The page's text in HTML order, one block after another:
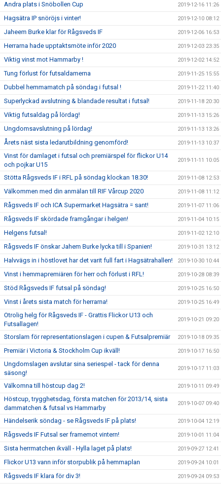
Andra plats i Snöbollen Cup 2019-12-16 11:26
Hagsätra IP snöröjs i vinter! 2019-12-10 08:12
Jaheem Burke klar för Rågsveds IF 2019-12-06 16:53
Herrarna hade upptaktsmöte inför 2020 2019-12-03 23:35
Viktig vinst mot Hammarby ! 2019-12-02 14:52
Tung förlust för futsaldamerna 2019-11-25 15:55
Dubbel hemmamatch på söndag i futsal ! 2019-11-22 11:40
Superlyckad avslutning & blandade resultat i futsal! 2019-11-18 20:30
Viktig futsaldag på lördag! 2019-11-13 15:26
Ungdomsavslutning på lördag! 2019-11-13 13:26
Årets näst sista ledarutbildning genomförd! 2019-11-13 10:37
Vinst för damlaget i futsal och premiärspel för flickor U14
och pojkar U15
2019-11-11 10:05
Stötta Rågsveds IF i RFL på söndag klockan 18.30! 2019-11-08 12:53
Välkommen med din anmälan till RIF Vårcup 2020 2019-11-08 11:12
Rågsveds IF och ICA Supermarket Hagsätra = sant! 2019-11-07 11:06
Rågsveds IF skördade framgångar i helgen! 2019-11-04 10:15
Helgens futsal! 2019-11-02 12:10
Rågsveds IF önskar Jahem Burke lycka till i Spanien! 2019-10-31 13:12
Halvvägs in i höstlovet har det varit full fart i Hagsätrahallen! 2019-10-30 10:44
Vinst i hemmapremiären för herr och förlust i RFL! 2019-10-28 08:39
Stöd Rågsveds IF futsal på söndag! 2019-10-25 16:50
Vinst i årets sista match för herrarna! 2019-10-25 16:49
Otrolig helg för Rågsveds IF - Grattis Flickor U13 och
Futsallagen!
2019-10-21 09:20
Storslam för representationslagen i cupen & Futsalpremiär 2019-10-18 09:35
Premiär i Victoria & Stockholm Cup ikväll! 2019-10-17 16:50
Ungdomslagen avslutar sina seriespel - tack för denna
säsong!
2019-10-17 11:03
Välkomna till höstcup dag 2! 2019-10-11 09:49
Höstcup, trygghetsdag, första matchen för 2013/14, sista
dammatchen & futsal vs Hammarby
2019-10-07 09:40
Händelserik söndag - se Rågsveds IF på plats! 2019-10-04 12:19
Rågsveds IF Futsal ser framemot vintern! 2019-10-01 11:04
Sista herrmatchen ikväll - Hylla laget på plats! 2019-09-27 12:41
Flickor U13 vann inför storpublik på hemmaplan 2019-09-24 10:01
Rågsveds IF klara för div 3! 2019-09-24 09:53